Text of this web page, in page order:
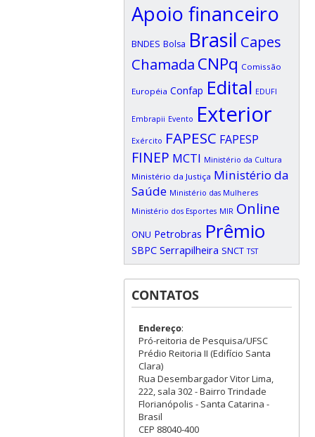
Apoio financeiro
BNDES Bolsa Brasil Capes
Chamada CNPq Comissão
Européia Confap Edital EDUFI
Embrapii Evento Exterior
Exército FAPESC FAPESP
FINEP MCTI Ministério da Cultura
Ministério da Justiça Ministério da
Saúde Ministério das Mulheres
Ministério dos Esportes MIR Online
ONU Petrobras Prêmio
SBPC Serrapilheira SNCT TST
CONTATOS
Endereço:
Pró-reitoria de Pesquisa/UFSC
Prédio Reitoria II (Edifício Santa
Clara)
Rua Desembargador Vitor Lima,
222, sala 302 - Bairro Trindade
Florianópolis - Santa Catarina -
Brasil
CEP 88040-400